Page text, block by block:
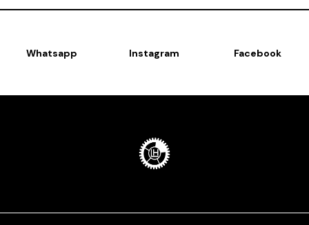
Whatsapp Instagram Facebook